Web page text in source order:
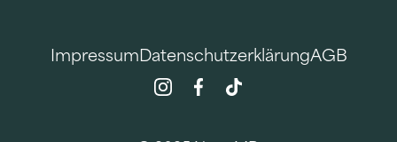
ImpressumDatenschutzerklärungAGB